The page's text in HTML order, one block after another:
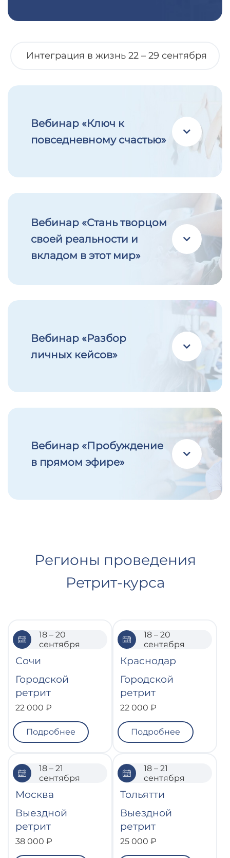
Интеграция в жизнь 22 – 29 сентября
Вебинар «Ключ к
повседневному счастью»
Вебинар «Стань творцом
своей реальности и
вкладом в этот мир»
Вебинар «Разбор
личных кейсов»
Вебинар «Пробуждение
в прямом эфире»
Регионы проведения
Ретрит-курса
18 – 20
сентября
Сочи
Городской
ретрит
22 000 ₽
Подробнее
18 – 20
сентября
Краснодар
Городской
ретрит
22 000 ₽
Подробнее
18 – 21
сентября
Москва
Выездной
ретрит
38 000 ₽
18 – 21
сентября
Тольятти
Выездной
ретрит
25 000 ₽